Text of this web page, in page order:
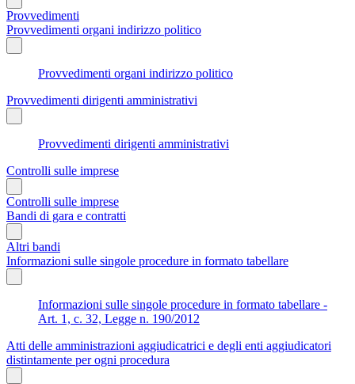
Provvedimenti
Provvedimenti organi indirizzo politico
Provvedimenti organi indirizzo politico
Provvedimenti dirigenti amministrativi
Provvedimenti dirigenti amministrativi
Controlli sulle imprese
Controlli sulle imprese
Bandi di gara e contratti
Altri bandi
Informazioni sulle singole procedure in formato tabellare
Informazioni sulle singole procedure in formato tabellare -
Art. 1, c. 32, Legge n. 190/2012
Atti delle amministrazioni aggiudicatrici e degli enti aggiudicatori
distintamente per ogni procedura